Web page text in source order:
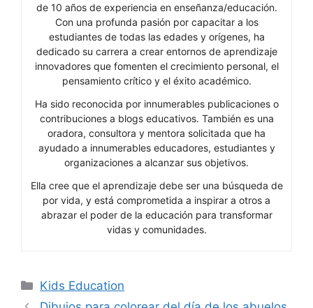
de 10 años de experiencia en enseñanza/educación.
Con una profunda pasión por capacitar a los
estudiantes de todas las edades y orígenes, ha
dedicado su carrera a crear entornos de aprendizaje
innovadores que fomenten el crecimiento personal, el
pensamiento crítico y el éxito académico.
Ha sido reconocida por innumerables publicaciones o
contribuciones a blogs educativos. También es una
oradora, consultora y mentora solicitada que ha
ayudado a innumerables educadores, estudiantes y
organizaciones a alcanzar sus objetivos.
Ella cree que el aprendizaje debe ser una búsqueda de
por vida, y está comprometida a inspirar a otros a
abrazar el poder de la educación para transformar
vidas y comunidades.
Categories
Kids Education